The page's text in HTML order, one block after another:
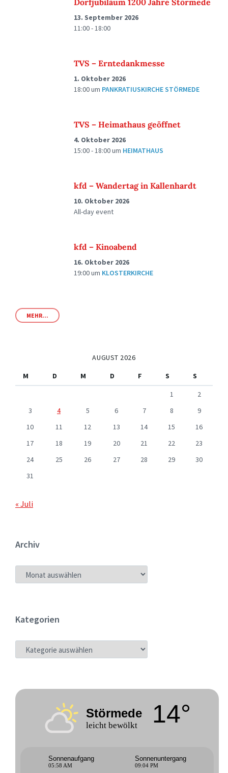
Dorfjubiläum 1200 Jahre Störmede
13. September 2026
11:00 - 18:00
TVS – Erntedankmesse
1. Oktober 2026
18:00um PANKRATIUSKIRCHE STÖRMEDE
TVS – Heimathaus geöffnet
4. Oktober 2026
15:00 - 18:00um HEIMATHAUS
kfd – Wandertag in Kallenhardt
10. Oktober 2026
All-day event
kfd – Kinoabend
16. Oktober 2026
19:00um KLOSTERKIRCHE
MEHR...
AUGUST 2026
M
D M D F S
S
1
2
3
4 5 6 7 8
9
10
11 12 13 14 15
16
17
18 19 20 21 22
23
24
25 26 27 28 29
30
31
« Juli
Archiv
ARCHIV
Kategorien
KATEGORIEN
Störmede
leicht bewölkt 14°
Sonnenaufgang
05:58 AM
Sonnenuntergang
09:04 PM